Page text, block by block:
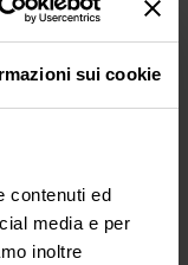
sui cookie
contenuti ed
media e per
inoltre
Justice
Haven, si
un po’ ragazza,
come un
riduttivo
da Mr